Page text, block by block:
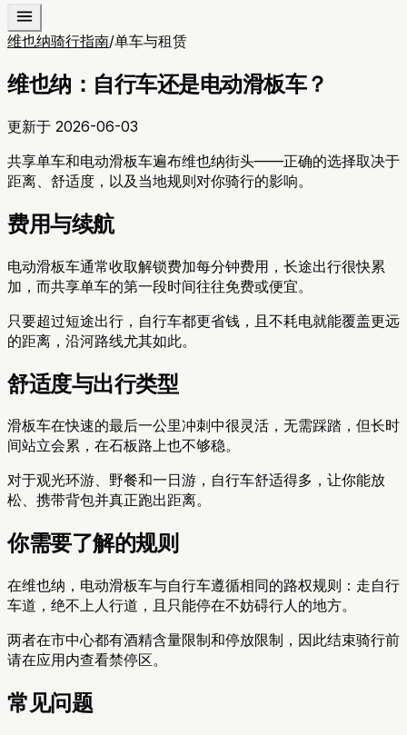
维也纳骑行指南/单车与租赁
维也纳：自行车还是电动滑板车？
更新于 2026-06-03
共享单车和电动滑板车遍布维也纳街头——正确的选择取决于
距离、舒适度，以及当地规则对你骑行的影响。
费用与续航
电动滑板车通常收取解锁费加每分钟费用，长途出行很快累
加，而共享单车的第一段时间往往免费或便宜。
只要超过短途出行，自行车都更省钱，且不耗电就能覆盖更远
的距离，沿河路线尤其如此。
舒适度与出行类型
滑板车在快速的最后一公里冲刺中很灵活，无需踩踏，但长时
间站立会累，在石板路上也不够稳。
对于观光环游、野餐和一日游，自行车舒适得多，让你能放
松、携带背包并真正跑出距离。
你需要了解的规则
在维也纳，电动滑板车与自行车遵循相同的路权规则：走自行
车道，绝不上人行道，且只能停在不妨碍行人的地方。
两者在市中心都有酒精含量限制和停放限制，因此结束骑行前
请在应用内查看禁停区。
常见问题